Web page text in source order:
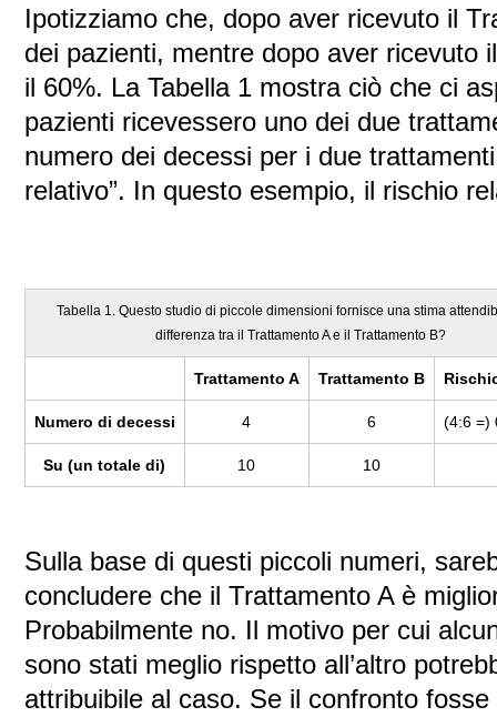
Ipotizziamo che, dopo aver ricevuto il
dei pazienti, mentre dopo aver ricevuto
il 60%. La Tabella 1 mostra ciò che ci
pazienti ricevessero uno dei due
numero dei decessi per i due
relativo”. In questo esempio, il rischio
Trattamento A Trattamento B
Numero di decessi 4 6 (4:6 =)
Su (un totale di) 10 10
Tabella 1. Questo studio di piccole dimensioni fornisce una stima
differenza tra il Trattamento A e il Trattamento B?
Sulla base di questi piccoli numeri,
concludere che il Trattamento A è
Probabilmente no. Il motivo per cui
sono stati meglio rispetto all’altro
attribuibile al caso. Se il confronto